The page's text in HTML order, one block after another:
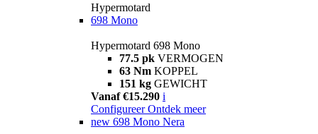
Hypermotard
698 Mono
Hypermotard 698 Mono
77.5 pk VERMOGEN
63 Nm KOPPEL
151 kg GEWICHT
Vanaf €15.290 i
Configureer Ontdek meer
new 698 Mono Nera